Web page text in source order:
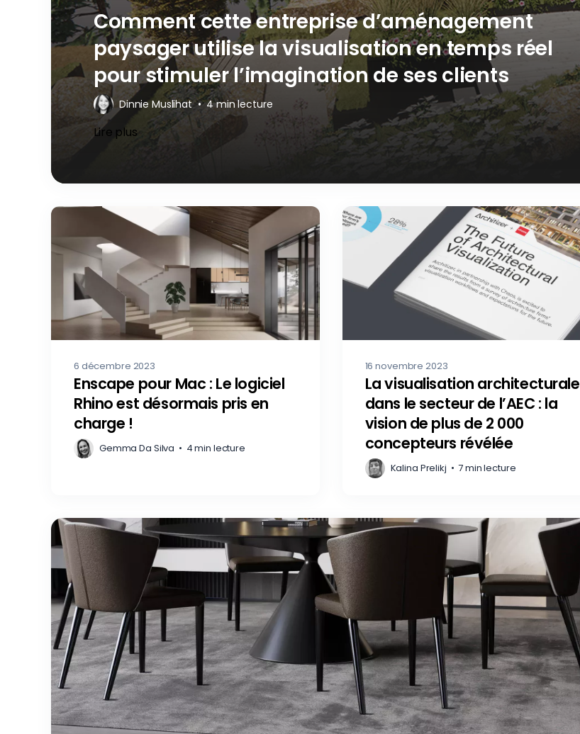
Comment cette entreprise d’aménagement
paysager utilise la visualisation en temps réel
pour stimuler l’imagination de ses clients
Dinnie Muslihat•4 min lecture
Lire plus
6 décembre 2023
Enscape pour Mac : Le logiciel
Rhino est désormais pris en
charge !
Gemma Da Silva • 4 min lecture
16 novembre 2023
La visualisation architecturale
dans le secteur de l’AEC : la
vision de plus de 2 000
concepteurs révélée
Kalina Prelikj • 7 min lecture